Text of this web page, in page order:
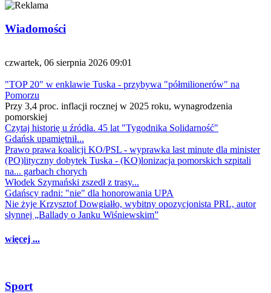
Wiadomości
czwartek, 06 sierpnia 2026 09:01
"TOP 20" w enklawie Tuska - przybywa "półmilionerów" na
Pomorzu
Przy 3,4 proc. inflacji rocznej w 2025 roku, wynagrodzenia
pomorskiej
Czytaj historię u źródła. 45 lat "Tygodnika Solidarność"
Gdańsk upamiętnił...
Prawo prawa koalicji KO/PSL - wyprawka last minute dla minister
(PO)lityczny dobytek Tuska - (KO)lonizacja pomorskich szpitali
na... garbach chorych
Włodek Szymański zszedł z trasy...
Gdańscy radni: "nie" dla honorowania UPA
Nie żyje Krzysztof Dowgiałło, wybitny opozycjonista PRL, autor
słynnej „Ballady o Janku Wiśniewskim”
więcej ...
Sport